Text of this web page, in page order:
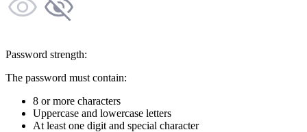
Password strength:
The password must contain:
8 or more characters
Uppercase and lowercase letters
At least one digit and special character